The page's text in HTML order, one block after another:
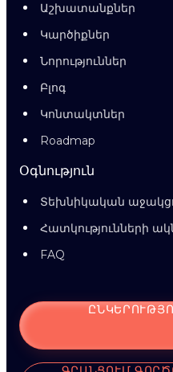
Աշխատանքներ
Կարծիքներ
Նորություններ
Բլոգ
Կոնտակտներ
Roadmap
Օգնություն
Տեխնիկական
Հատկությունների
FAQ